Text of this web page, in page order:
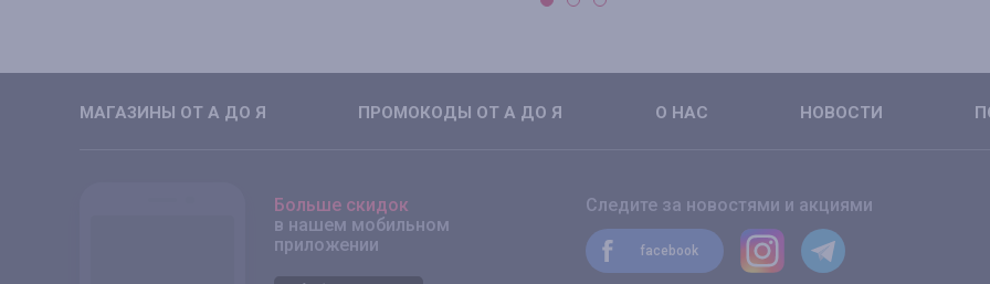
МАГАЗИНЫ ОТ А ДО Я ПРОМОКОДЫ ОТ А ДО Я О НАС НОВОСТИ
Больше скидок
в нашем мобильном
приложении
Следите за новостями и акциями
facebook